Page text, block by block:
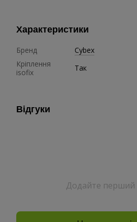
Характеристики
Бренд
Cybex
Кріплення
isofix
Так
Відгуки
Додайте перший